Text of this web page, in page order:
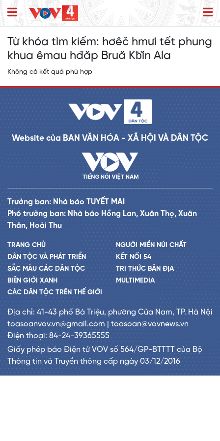
Từ khóa tìm kiếm: hơêč hmưi tết phung
khua êmau hđăp Bruă Kƀĭn Ala
Không có kết quả phù hợp
Website của BAN VĂN HÓA - XÃ HỘI VÀ DÂN TỘC
Trưởng ban: Nhà báo TUYẾT MAI
Phó trưởng ban: Nhà báo Hồng Lan, Xuân Thọ, Xuân
Thân, Hoài Thu
TRANG CHỦ
DÂN TỘC VÀ PHÁT TRIỂN
SẮC MÀU CÁC DÂN TỘC
BIÊN GIỚI XANH
CÁC DÂN TỘC TRÊN THẾ GIỚI
NGƯỜI MIỀN NÚI CHẤT
KẾT NỐI 54
TRI THỨC BẢN ĐỊA
MULTIMEDIA
Địa chỉ: 41-43 phố Bà Triệu, phường Cửa Nam, TP. Hà Nội
toasoanvov.vn@gmail.com | toasoan@vovnews.vn
Điện thoại: 84-24-39365555
Giấy phép báo Điện tử VOV số 564/GP-BTTTT của Bộ
Thông tin và Truyền thông cấp ngày 03/12/2016